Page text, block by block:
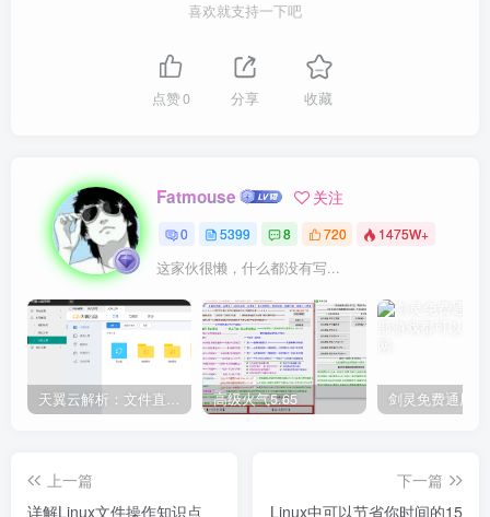
喜欢就支持一下吧
点赞0 分享 收藏
Fatmouse 关注
0 5399 8 720 1475W+
这家伙很懒，什么都没有写...
天翼云解析：文件直链获取源码 高级火气5.65
上一篇
详解Linux文件操作知识点
下一篇
Linux中可以节省你时间的15